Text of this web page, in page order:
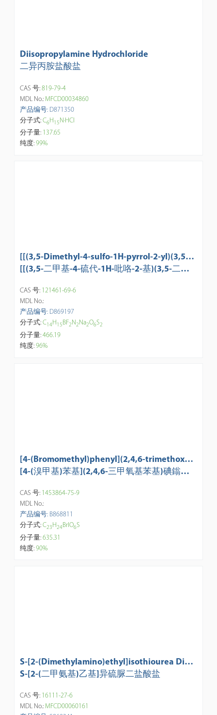
Diisopropylamine Hydrochloride
二异丙胺盐酸盐
CAS 号:819-79-4
MDL No.: MFCD00034860
产品编号: D871350
分子式:C6H 1 5N·HCl
分子量: 137.65
纯度:99%
[[(3,5-Dimethyl-4-sulfo-1H-pyrrol-2-yl)(3,5-di
methyl-4-sulfo-2H-pyrrol-2-ylidene)methyl]
[[(3,5-二甲基-4-硫代-1H-吡咯-2-基)(3,5-二甲
烷)二钠盐
CAS 号: 121461-69-6
MDL No.:
产品编号: D869197
分子式:C 14H 15BF2N2Na2O6S2
分子量:466.19
纯度:96%
[4-(Bromomethyl)phenyl](2,4,6-trimethoxyp
henyl)iodonium p-Toluenesulfonate
[4-(溴甲基)苯基](2,4,6-三甲氧基苯基)碘鎓对
CAS 号: 1453864-75-9
MDL No.:
产品编号: B868811
分子式:C23H24BrIO6S
分子量:635.31
纯度:90%
S-[2-(Dimethylamino)ethyl]isothiourea Dihy
drochloride
S-[2-(二甲氨基)乙基]异硫脲二盐酸盐
CAS 号: 16111-27-6
MDL No.: MFCD00060161